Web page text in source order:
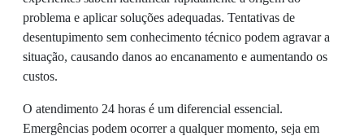
problema e aplicar soluções adequadas. Tentativas de
desentupimento sem conhecimento técnico podem agravar a
situação, causando danos ao encanamento e aumentando os
custos.
O atendimento 24 horas é um diferencial essencial.
Emergências podem ocorrer a qualquer momento, seja em